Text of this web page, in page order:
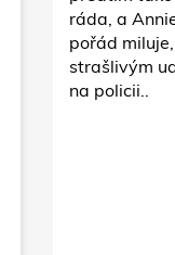
ráda, a
pořád
strašlivým
na policii..